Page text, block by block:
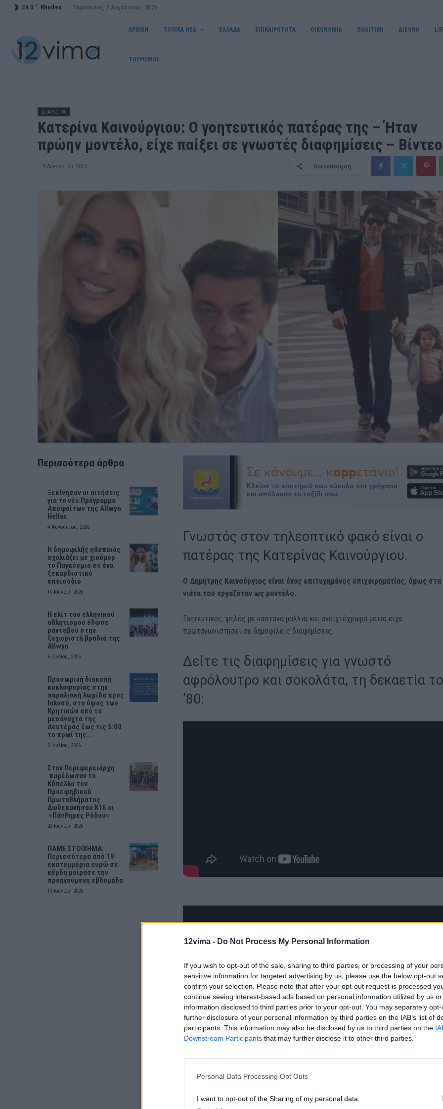
12vima - Do Not Process My Personal Information
If you wish to opt-out of the sale, sharing to third parties, or processing of your
sensitive information for targeted advertising by us, please use the below opt-out
confirm your selection. Please note that after your opt-out request is processed
continue seeing interest-based ads based on personal information utilized by us
information disclosed to third parties prior to your opt-out. You may separately
further disclosure of your personal information by third parties on the IAB’s list of
participants. This information may also be disclosed by us to third parties on the
Downstream Participants that may further disclose it to other third parties.
Personal Data Processing Opt Outs
I want to opt-out of the Sharing of my personal data.
24.3 C Rhodes Παρασκευή, 7 Αυγούστου, 2026
ΑΡΧΙΚΗ ΤΟΠΙΚΑ ΝΕΑ ΕΛΛΑΔΑ ΕΠΙΚΑΙΡΟΤΗΤΑ OIKONOMIA ΠΟΛΙΤΙΚΗ ΔΙΕΘΝΗ
ΤΟΥΡΙΣΜΟΣ
ΔΙΑΦΟΡΑ
Κατερίνα Καινούργιου: Ο γοητευτικός πατέρας της – Ήταν
πρώην μοντέλο, είχε παίξει σε γνωστές διαφημίσεις – Βίντεο
9 Αυγούστου, 2024 Κοινοποίηση
Περισσότερα άρθρα
Ξεκίνησαν οι αιτήσεις
για το νέο Πρόγραμμα
Αποφοίτων της Allwyn
Hellas
4 Αυγούστου, 2026
Η δημοφιλής ηθοποιός
σχολιάζει με χιούμορ
το Παγκόσμιο σε ένα
ξεκαρδιστικό
επεισόδιο
10 Ιουλίου, 2026
Η ελίτ του ελληνικού
αθλητισμού έδωσε
ραντεβού στην
ξεχωριστή βραδιά της
Allwyn
6 Ιουλίου, 2026
Προσωρινή διακοπή
κυκλοφορίας στην
παραλιακή λωρίδα προς
Ιαλυσό, στο ύψος των
Κρητικών από τα
μεσάνυχτα της
Δευτέρας έως τις 5:00
το πρωί της...
3 Ιουλίου, 2026
Στον Περιφερειάρχη
παρέδωσαν το
Κύπελλο του
Προεφηβικού
Πρωταθλήματος
Δωδεκανήσου Κ16 οι
«Πάνθηρες Ρόδου»
26 Ιουνίου, 2026
ΠΑΜΕ ΣΤΟΙΧΗΜΑ:
Περισσότερα από 19
εκατομμύρια ευρώ σε
κέρδη μοίρασε την
προηγούμενη εβδομάδα
18 Ιουνίου, 2026
Γνωστός στον τηλεοπτικό φακό είναι ο
πατέρας της Κατερίνας Καινούργιου.
Ο Δημήτρης Καινούργιος είναι ένας επιτυχημένος επιχειρηματίας, όμως στα
νιάτα του εργαζόταν ως μοντέλο.
Γοητευτικός, ψηλός με καστανά μαλλιά και ανοιχτόχρωμα μάτια είχε
πρωταγωνιστήσει σε δημοφιλείς διαφημίσεις.
Δείτε τις διαφημίσεις για γνωστό
αφρόλουτρο και σοκολάτα, τη δεκαετία
’80:
Μέσα από την εκπομπή “Super Κατερίνα”, η Κατερίνα Καινούργιου αναφέρεται